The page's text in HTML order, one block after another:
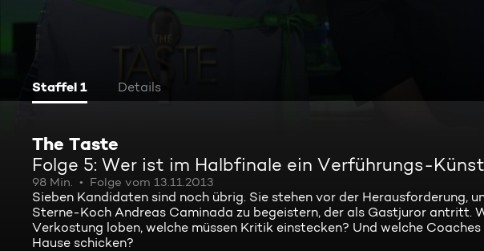
Staffel 1 Details
The Taste
Folge 5: Wer ist im Halbfinale ein Verführungs-
98 Min. Folge vom 13.11.2013
Sieben Kandidaten sind noch übrig. Sie stehen vor der Herausforderung,
Sterne-Koch Andreas Caminada zu begeistern, der als Gastjuror antritt.
Verkostung loben, welche müssen Kritik einstecken? Und welche
Hause schicken?